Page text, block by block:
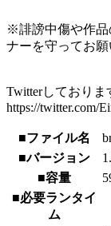
※誹謗中傷や作品
ナーを守ってお願
Twitterしており
https://twitter.com/
■ファイル名
■バージョン
■容量
■必要ランタイ
ム